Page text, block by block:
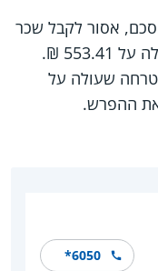
אסור לקבל שכר
₪.
06.11.2023 שכר טרחה שעולה על
את ההפרש.
*6050